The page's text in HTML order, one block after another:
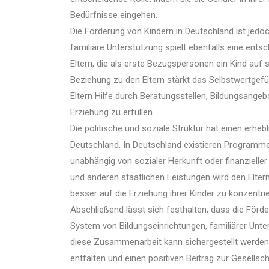
Bedürfnisse eingehen.
Die Förderung von Kindern in Deutschland ist
familiäre Unterstützung spielt ebenfalls eine
Eltern, die als erste Bezugspersonen ein Kind auf
Beziehung zu den Eltern stärkt das
Eltern Hilfe durch Beratungsstellen,
Erziehung zu erfüllen.
Die politische und soziale Struktur hat einen
Deutschland. In Deutschland existieren
unabhängig von sozialer Herkunft oder
und anderen staatlichen Leistungen wird den
besser auf die Erziehung ihrer Kinder zu
Abschließend lässt sich festhalten, dass die
System von Bildungseinrichtungen, familiärer
diese Zusammenarbeit kann sichergestellt
entfalten und einen positiven Beitrag zur